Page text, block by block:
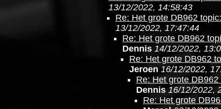
13/12/2022, 14:58:43
Re: Het grote DB962
13/12/2022, 17:47:44
Re: Het grote DB962
Dennis 14/12/2022,
Re: Het grote DB962
Jeroen 16/12/2022,
Re: Het grote
Dennis 16/12/2022,
Re: Het grote